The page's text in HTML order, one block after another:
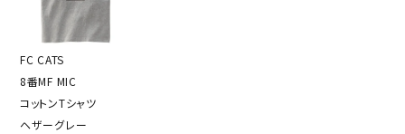
FC CATS
8番MF MIC
コットンTシャツ
ヘザーグレー